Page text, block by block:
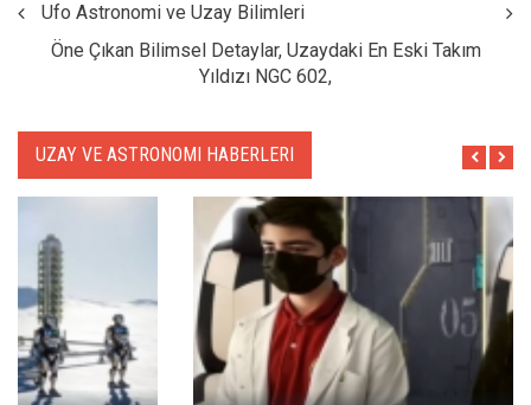
Ufo Astronomi ve Uzay Bilimleri
Öne Çıkan Bilimsel Detaylar, Uzaydaki En Eski Takım
Yıldızı NGC 602,
UZAY VE ASTRONOMI HABERLERI